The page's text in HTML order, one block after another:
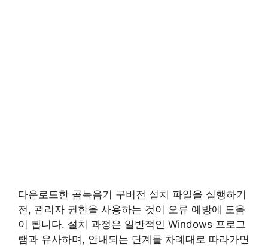
다운로드한 곰녹음기 구버전 설치 파일을 실행하기
전, 관리자 권한을 사용하는 것이 오류 예방에 도움
이 됩니다. 설치 과정은 일반적인 Windows 프로그
램과 유사하며, 안내되는 단계를 차례대로 따라가면